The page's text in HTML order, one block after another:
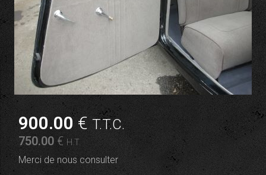
900.00€T.T.C.
750.00 € H.T.
Merci de nous consulter